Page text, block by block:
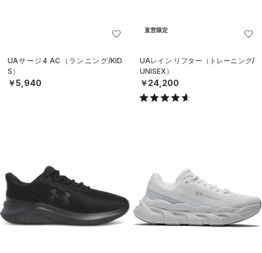
UAサージ4 AC（ランニング/KID
S）
￥5,940
直営限定
UAレイン リフター（トレーニング/
UNISEX）
￥24,200